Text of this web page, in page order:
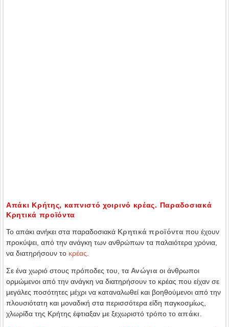
Απάκι Κρήτης, καπνιστό χοιρινό κρέας. Παραδοσιακά
Κρητικά προϊόντα
Το απάκι ανήκει στα παραδοσιακά Κρητικά προϊόνταπου έχουν
προκύψει, από την ανάγκη των ανθρώπων τα παλαιότερα χρόνια,
να διατηρήσουν το κρέας
Σε ένα χωριό στους πρόποδες του, τα Ανώγιαοι άνθρωποι
ορμώμενοι από την ανάγκη να διατηρήσουν το κρέας που είχαν σε
μεγάλες ποσότητες μέχρι να καταναλωθεί και βοηθούμενοι από την
πλουσιότατη και μοναδική στα περισσότερα είδη παγκοσμίως,
χλωρίδα της Κρήτης έφτιαξαν με ξεχωριστό τρόπο το απάκι